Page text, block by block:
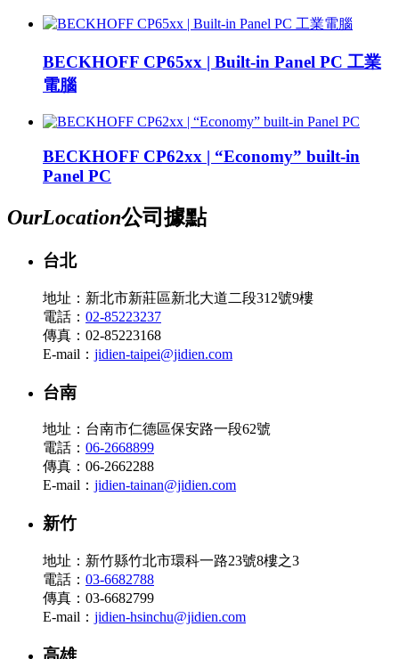
BECKHOFF CP65xx | Built-in Panel PC 工業
電腦
BECKHOFF CP62xx | “Economy” built-in
Panel PC
OurLocation公司據點
台北
地址：新北市新莊區新北大道二段312號9樓
電話： 02-85223237
傳真：02-85223168
E-mail： jidien-taipei@jidien.com
台南
地址：台南市仁德區保安路一段62號
電話： 06-2668899
傳真：06-2662288
E-mail： jidien-tainan@jidien.com
新竹
地址：新竹縣竹北市環科一路23號8樓之3
電話： 03-6682788
傳真：03-6682799
E-mail： jidien-hsinchu@jidien.com
高雄